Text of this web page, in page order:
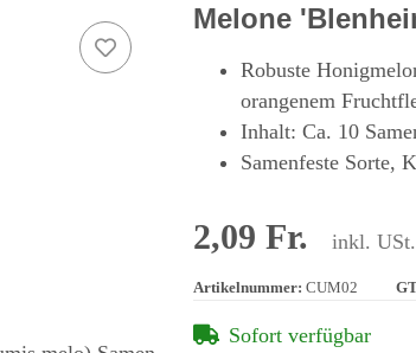
Melone
Robuste
orangenem
Inhalt: Ca. 10
Samenfeste Sorte,
2,09 Fr. inkl.
Artikelnummer: CUM02
Sofort verfügbar